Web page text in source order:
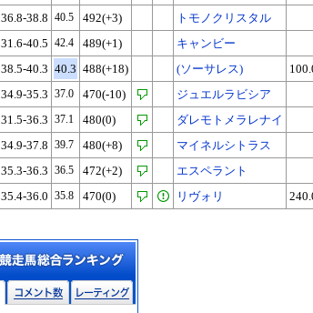
36.8-38.8 40.5 492(+3)
トモノクリスタル
31.6-40.5 42.4 489(+1)
キャンビー
38.5-40.3 40.3 488(+18) (ソーサレス)
34.9-35.3 37.0 470(-10)
ジュエルラビシア
31.5-36.3 37.1 480(0)
ダレモトメラレナイ
34.9-37.8 39.7 480(+8)
マイネルシトラス
35.3-36.3 36.5 472(+2)
エスペラント
35.4-36.0 35.8 470(0) リヴォリ